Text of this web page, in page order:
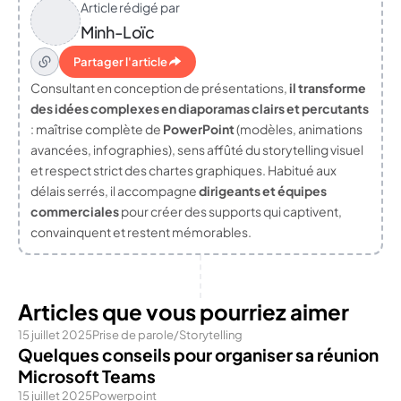
Article rédigé par
Minh-Loïc
Partager l'article
Consultant en conception de présentations,il transforme
des idées complexes en diaporamas clairs et percutants
: maîtrise complète de PowerPoint(modèles, animations
avancées, infographies), sens affûté du storytelling visuel
et respect strict des chartes graphiques. Habitué aux
délais serrés, il accompagnedirigeants et équipes
commercialespour créer des supports qui captivent,
convainquent et restent mémorables.
Articles que vous pourriez aimer
15 juillet 2025Prise de parole/Storytelling
Quelques conseils pour organiser sa réunion
Microsoft Teams
15 juillet 2025Powerpoint